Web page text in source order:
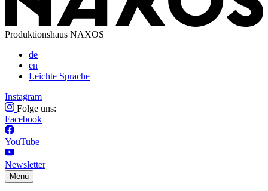
Produktionshaus NAXOS
de
en
Leichte Sprache
Instagram
Folge uns:
Facebook
YouTube
Newsletter
Menü